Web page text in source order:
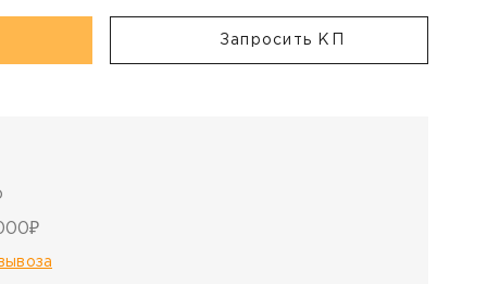
Запросить КП